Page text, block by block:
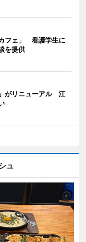
フェ」 看護学生に
を提供
がリニューアル 江
ュ